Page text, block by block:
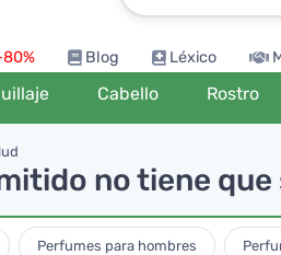
Blog Léxico
Cabello Rostro
no tiene
Perfumes para hombres